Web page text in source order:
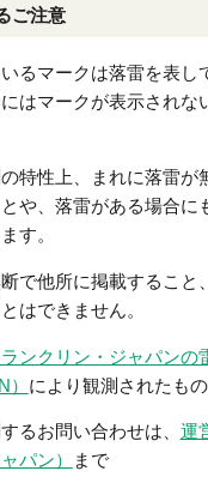
ご注意
るマークは落雷を表し
はマークが表示されな
特性上、まれに落雷が
や、落雷がある場合に
す。
で他所に掲載すること
はできません。
ンクリン・ジャパンの
により観測されたもの
るお問い合わせは、 運
パン）
まで